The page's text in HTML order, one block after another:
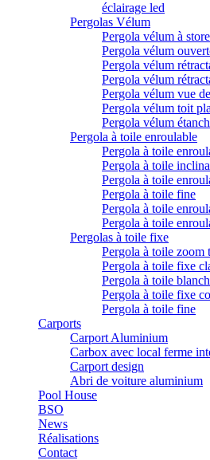
éclairage led
Pergolas Vélum
Pergola vélum à
Pergola vélum
Pergola vélum
Pergola vélum
Pergola vélum vue
Pergola vélum toit
Pergola vélum
Pergola à toile enroulable
Pergola à toile
Pergola à toile
Pergola à toile
Pergola à toile fine
Pergola à toile
Pergola à toile
Pergolas à toile fixe
Pergola à toile zoom
Pergola à toile fixe
Pergola à toile
Pergola à toile fixe
Pergola à toile fine
Carports
Carport Aluminium
Carbox avec local ferme
Carport design
Abri de voiture aluminium
Pool House
BSO
News
Réalisations
Contact